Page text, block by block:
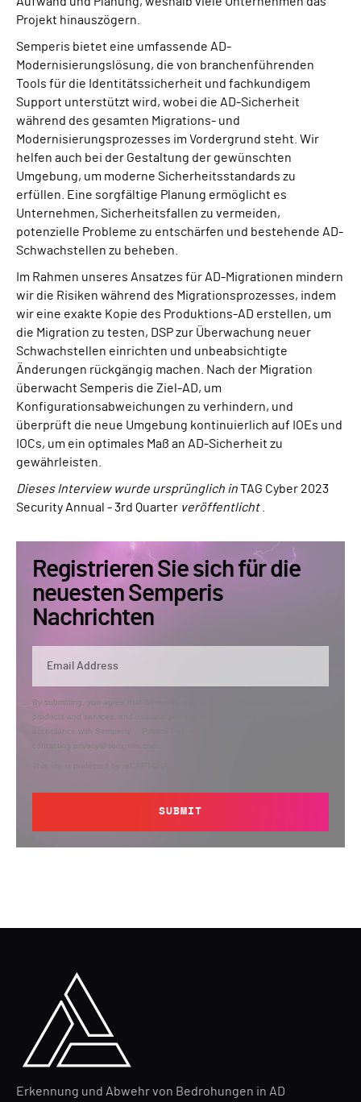
Projekt hinauszögern.
Semperis bietet eine umfassende AD-
Modernisierungslösung, die von branchenführenden
Tools für die Identitätssicherheit und fachkundigem
Support unterstützt wird, wobei die AD-Sicherheit
während des gesamten Migrations- und
Modernisierungsprozesses im Vordergrund steht. Wir
helfen auch bei der Gestaltung der gewünschten
Umgebung, um moderne Sicherheitsstandards zu
erfüllen. Eine sorgfältige Planung ermöglicht es
Unternehmen, Sicherheitsfallen zu vermeiden,
potenzielle Probleme zu entschärfen und bestehende AD-
Schwachstellen zu beheben.
Im Rahmen unseres Ansatzes für AD-Migrationen mindern
wir die Risiken während des Migrationsprozesses, indem
wir eine exakte Kopie des Produktions-AD erstellen, um
die Migration zu testen, DSP zur Überwachung neuer
Schwachstellen einrichten und unbeabsichtigte
Änderungen rückgängig machen. Nach der Migration
überwacht Semperis die Ziel-AD, um
Konfigurationsabweichungen zu verhindern, und
überprüft die neue Umgebung kontinuierlich auf IOEs und
IOCs, um ein optimales Maß an AD-Sicherheit zu
gewährleisten.
Dieses Interview wurde ursprünglich inTAG Cyber 2023
Security Annual - 3rd Quarter veröffentlicht
Registrieren Sie sich für die
neuesten Semperis
Nachrichten
By submitting, you agree that Semperis may send you information regarding its
products and services, and use and process your personal information in
accordance with Semperis’
contacting privacy@semperis.com.
SUBMIT
Erkennung und Abwehr von Bedrohungen in AD